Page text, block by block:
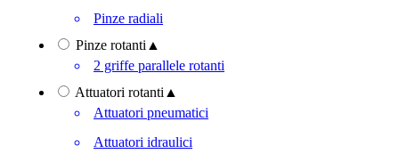
Pinze radiali
Pinze rotanti ▲
2 griffe parallele rotanti
Attuatori rotanti ▲
Attuatori pneumatici
Attuatori idraulici